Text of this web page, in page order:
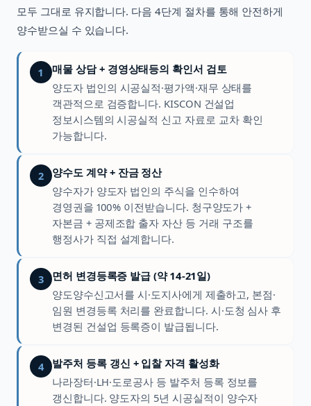
모두 그대로 유지합니다. 다음 4단계 절차를 통해 안전하게
양수받으실 수 있습니다.
1
매물 상담 + 경영상태등의 확인서 검토
양도자 법인의 시공실적·평가액·재무 상태를
객관적으로 검증합니다. KISCON 건설업
정보시스템의 시공실적 신고 자료로 교차 확인
가능합니다.
2
양수도 계약 + 잔금 정산
양수자가 양도자 법인의 주식을 인수하여
경영권을 100% 이전받습니다. 청구양도가 +
자본금 + 공제조합 출자 자산 등 거래 구조를
행정사가 직접 설계합니다.
3
면허 변경등록증 발급 (약 14-21일)
양도양수신고서를 시·도지사에게 제출하고, 본점·
임원 변경등록 처리를 완료합니다. 시·도청 심사 후
변경된 건설업 등록증이 발급됩니다.
4
발주처 등록 갱신 + 입찰 자격 활성화
나라장터·LH·도로공사 등 발주처 등록 정보를
갱신합니다. 양도자의 5년 시공실적이 양수자